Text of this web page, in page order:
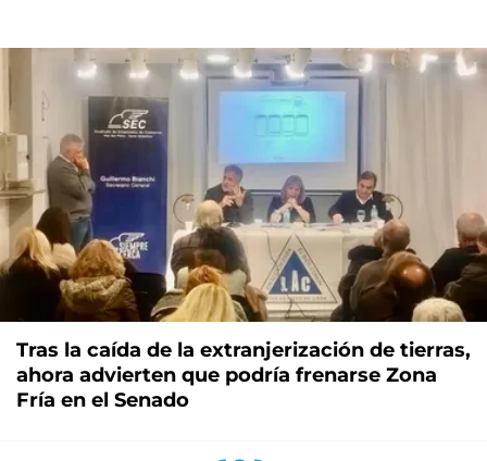
Tras la caída de la extranjerización de tierras,
ahora advierten que podría frenarse Zona
Fría en el Senado